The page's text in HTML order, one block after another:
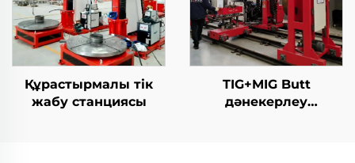
Құрастырмалы тік
жабу станциясы
TIG+MIG Butt
дәнекерлеу